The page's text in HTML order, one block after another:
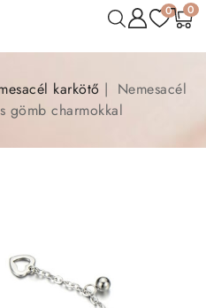
0 0
karkötő
Nemesacél
gömb charmokkal